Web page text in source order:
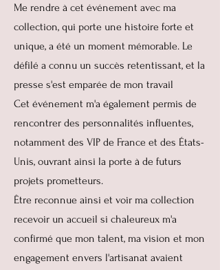
Me rendre à cet événement avec ma
collection, qui porte une histoire forte et
unique, a été un moment mémorable. Le
défilé a connu un succès retentissant, et la
presse s'est emparée de mon travail
Cet événement m'a également permis de
rencontrer des personnalités influentes,
notamment des VIP de France et des États-
Unis, ouvrant ainsi la porte à de futurs
projets prometteurs.
Être reconnue ainsi et voir ma collection
recevoir un accueil si chaleureux m'a
confirmé que mon talent, ma vision et mon
engagement envers l'artisanat avaient